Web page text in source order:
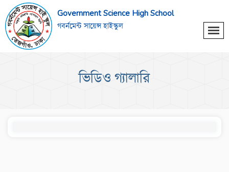
Government Science High School
গবর্নমেন্ট সায়েন্স হাইস্কুল
ভিডিও গ্যালারি